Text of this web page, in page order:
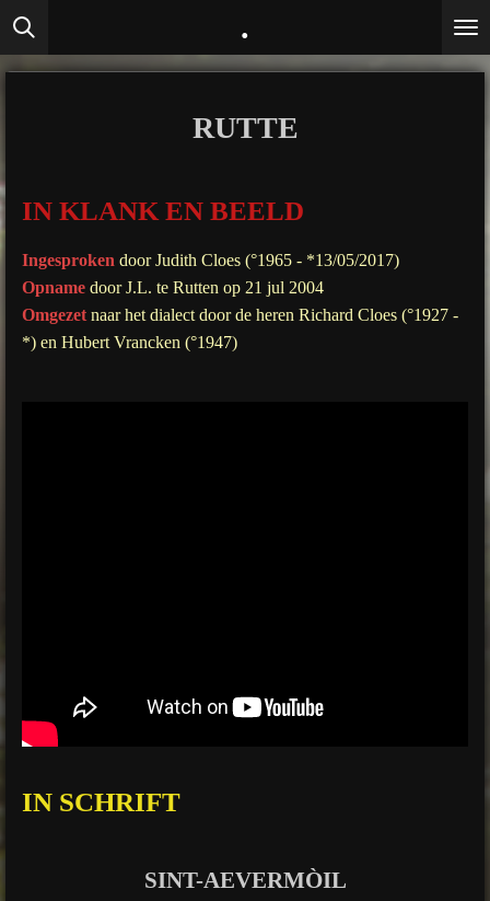
Ga
direct
naar
.
RUTTE
IN KLANK EN BEELD
Ingesproken door Judith Cloes (°1965 - *13/05/2017)
Opname door J.L. te Rutten op 21 jul 2004
Omgezet naar het dialect door de heren Richard Cloes (°1927 -
*) en Hubert Vrancken (°1947)
IN SCHRIFT
SINT-AEVERMÒIL